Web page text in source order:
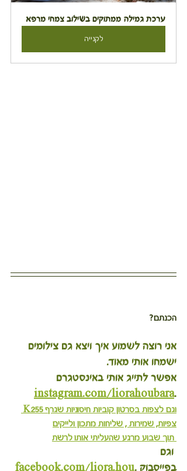
ערכת גמילה ממתוקים בשילוב צמחי מרפא
לקנייה
הכנתם?
אני רוצה לשמוע איך ויצא גם צילומים
ישמחו אותי מאוד.
אפשר לתייג אותי באינסטגרם
.
instagram.com/liorahoubara
צפיות, שמירות , שליחות מתכון ולייקים
תוך שבוע מרגע שהעליתי אותו לרשת
וגם
בפייסבוק .
facebook.com/liora.hou